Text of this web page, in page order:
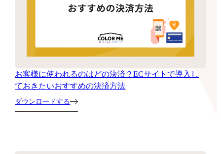
お客様に使われるのはどの決済？ECサイトで導入し
ておきたいおすすめの決済方法
ダウンロードする